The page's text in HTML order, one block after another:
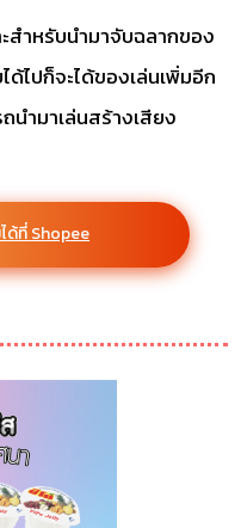
สำหรับนำมาจับฉลากของ
ไปก็จะได้ของเล่นเพิ่มอีก
นำมาเล่นสร้างเสียง
ด้ที่ Shopee